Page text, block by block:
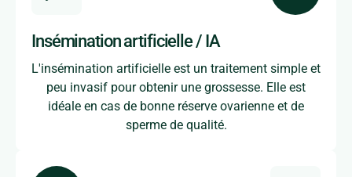
Insémination artificielle / IA
L'insémination artificielle est un traitement simple et
peu invasif pour obtenir une grossesse. Elle est
idéale en cas de bonne réserve ovarienne et de
sperme de qualité.